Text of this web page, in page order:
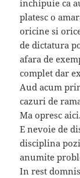
inchipuie ca
platesc o
oricine si
de dictatura
afara de
complet dar
Aud acum
cazuri de
Ma opresc aici.
E nevoie de
disciplina
anumite
In rest